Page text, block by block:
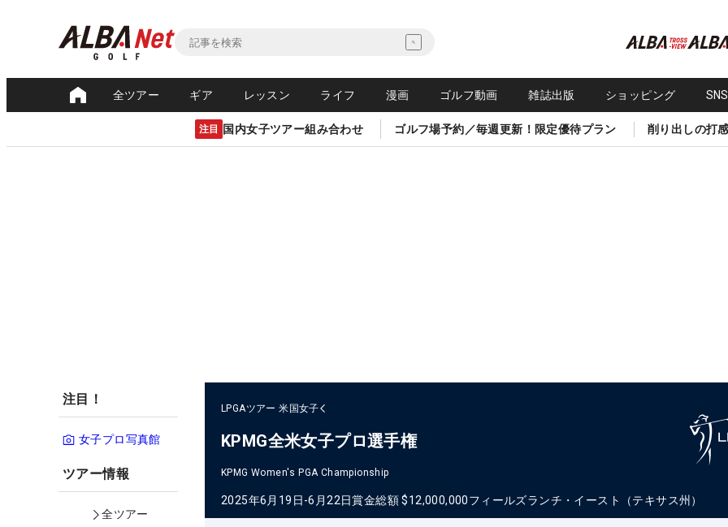
全ツアー ギア レッスン ライフ 漫画 ゴルフ動画 雑誌出版 ショッピング
注目 国内女子ツアー組み合わせ ゴルフ場予約／毎週更新！限定優待プラン 削り出しの打
注目！
女子プロ写真館
ツアー情報
全ツアー
LPGAツアー 米国女子
KPMG全米女子プロ選手権
KPMG Women's PGA Championship
2025年6月19日-6月22日賞金総額 $12,000,000フィールズランチ・イースト（テキサス州）